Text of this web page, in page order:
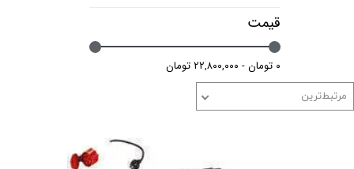
قیمت
۰ تومان - ۲۲,۸۰۰,۰۰۰ تومان
مرتبط‌ترین